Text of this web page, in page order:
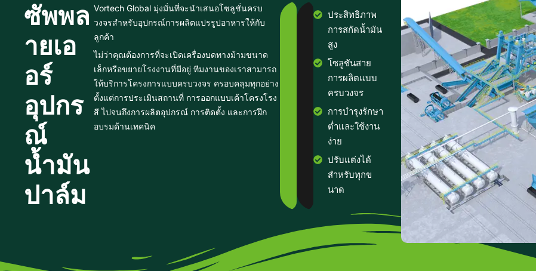
ซัพพล
ายเอ
อร์
อุปกร
ณ์
น้ำมัน
ปาล์ม
Vortech Global มุ่งมั่นที่จะนำเสนอโซลูชั่นครบ
วงจรสำหรับอุปกรณ์การผลิตแปรรูปอาหารให้กับ
ลูกค้า
ไม่ว่าคุณต้องการที่จะเปิดเครื่องบดทางม้ามขนาด
เล็กหรือขยายโรงงานที่มีอยู่ ทีมงานของเราสามารถ
ให้บริการโครงการแบบครบวงจร ครอบคลุมทุกอย่าง
ตั้งแต่การประเมินสถานที่ การออกแบบเค้าโครงโรง
สี ไปจนถึงการผลิตอุปกรณ์ การติดตั้ง และการฝึก
อบรมด้านเทคนิค
ติดต่อ
รู้
เพิ่ม
เติม
ประสิทธิภาพ
การสกัดน้ำมัน
สูง
โซลูชันสาย
การผลิตแบบ
ครบวงจร
การบำรุงรักษา
ต่ำและใช้งาน
ง่าย
ปรับแต่งได้
สำหรับทุกข
นาด